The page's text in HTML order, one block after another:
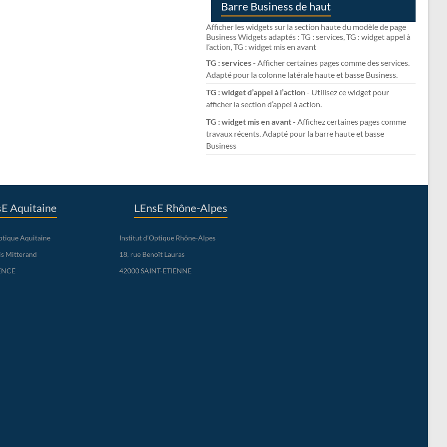
Barre Business de haut
Afficher les widgets sur la section haute du modèle de page
Business Widgets adaptés : TG : services, TG : widget appel à
l’action, TG : widget mis en avant
TG : services- Afficher certaines pages comme des services.
Adapté pour la colonne latérale haute et basse Business.
TG : widget d’appel à l’action- Utilisez ce widget pour
afficher la section d’appel à action.
TG : widget mis en avant- Affichez certaines pages comme
travaux récents. Adapté pour la barre haute et basse
Business
Aquitaine
Aquitaine
Mitterand
LEnsE Rhône-Alpes
Institut d’Optique Rhône-Alpes
18, rue Benoît Lauras
42000 SAINT-ETIENNE